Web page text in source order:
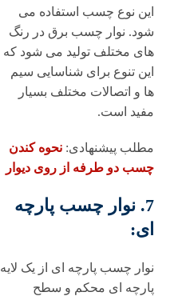
این نوع چسب استفاده می
شود. نوار چسب برق در رنگ
های مختلف تولید می شود که
این تنوع برای شناسایی سیم
ها و اتصالات مختلف بسیار
مفید است.
مطلب پیشنهادی: نحوه کندن
چسب دو طرفه از روی دیوار
7. نوار چسب پارچه
ای:
نوار چسب پارچه ای از یک لایه
پارچه ای محکم و سطح